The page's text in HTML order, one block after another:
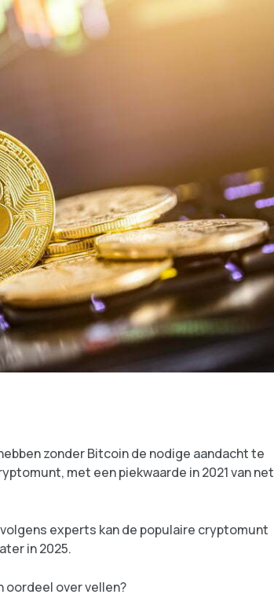
zonder Bitcoin de nodige aandacht te
met een piekwaarde in 2021 van net
experts kan de populaire cryptomunt
in 2025.
oordeel over vellen?